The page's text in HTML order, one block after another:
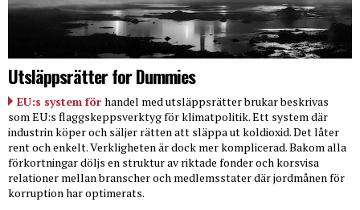
Utsläppsrätter for Dummies
EU:s system för handel med utsläppsrätter brukar beskrivas
som EU:s flaggskeppsverktyg för klimatpolitik. Ett system där
industrin köper och säljer rätten att släppa ut koldioxid. Det låter
rent och enkelt. Verkligheten är dock mer komplicerad. Bakom alla
förkortningar döljs en struktur av riktade fonder och korsvisa
relationer mellan branscher och medlemsstater där jordmånen för
korruption har optimerats.